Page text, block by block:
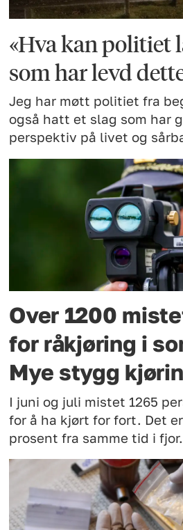
«Hva kan politiet
som har levd
Jeg har møtt politiet fra
også hatt et slag som har
perspektiv på livet og
Over 1200
for råkjøring i
Mye stygg
I juni og juli mistet 1265
for å ha kjørt for fort. Det
prosent fra samme tid i fjor.